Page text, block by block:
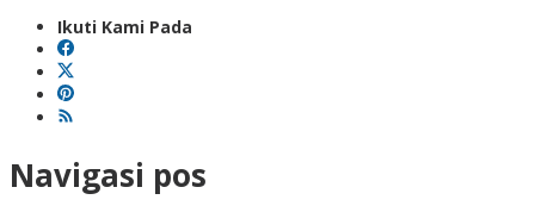
Ikuti Kami Pada
Navigasi pos